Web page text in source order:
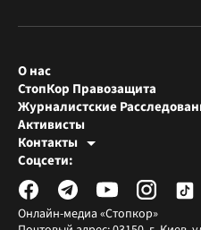
Онлайн-медиа «Стопкор»
О нас
СтопКор Правозащита
Журналистские
Активисты
Контакты
Редакция СтопКора
Журналисты-расследователи
Соцсети: